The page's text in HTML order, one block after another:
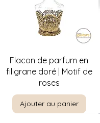
Aperçu rapide
Flacon de parfum en
filigrane doré | Motif de
roses
Ajouter au panier